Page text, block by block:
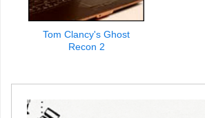
Tom Clancy's Ghost
Recon 2